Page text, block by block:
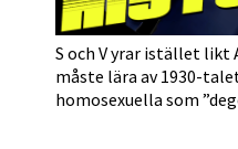
S och V yrar istället likt
måste lära av 1930-
homosexuella som